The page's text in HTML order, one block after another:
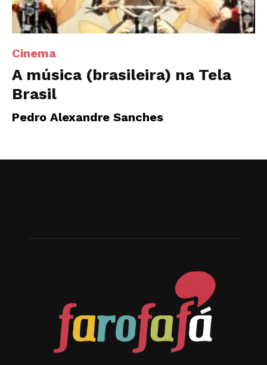
Cinema
A música (brasileira) na Tela
Brasil
Pedro Alexandre Sanches